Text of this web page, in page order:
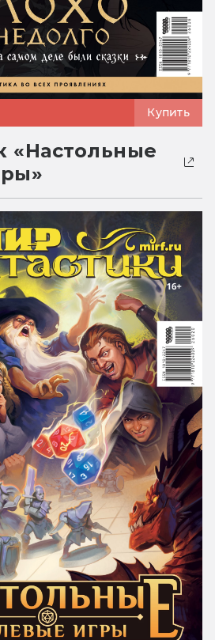
Купить
«Настольные